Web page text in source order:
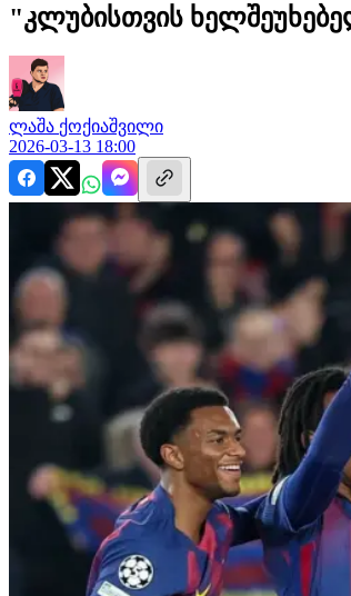
"კლუბისთვის
ლაშა ქოქიაშვილი
2026-03-13 18:00